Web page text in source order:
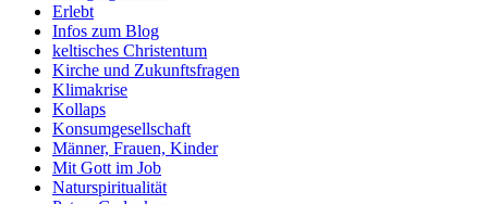
Erlebt
Infos zum Blog
keltisches Christentum
Kirche und Zukunftsfragen
Klimakrise
Kollaps
Konsumgesellschaft
Männer, Frauen, Kinder
Mit Gott im Job
Naturspiritualität